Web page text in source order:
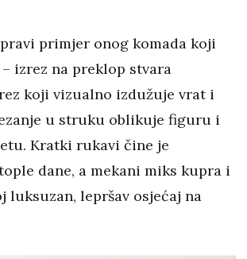
primjer onog komada koji
izrez na preklop stvara
koji vizualno izdužuje vrat i
u struku oblikuje figuru i
Kratki rukavi čine je
dane, a mekani miks kupra i
luksuzan, lepršav osjećaj na